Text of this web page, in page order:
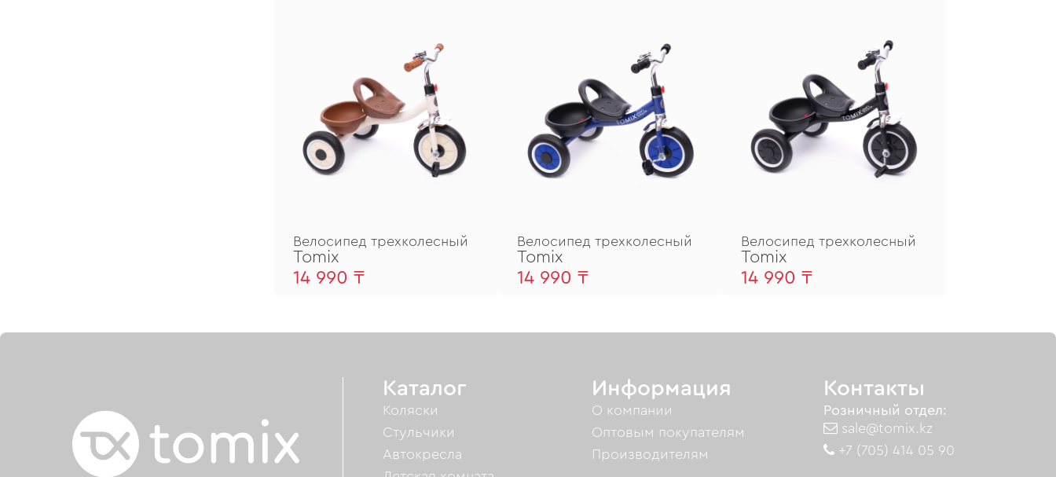
Велосипед трехколесный
Tomix
14 990 ₸
Велосипед трехколесный
Tomix
14 990 ₸
Велосипед трехколесный
Tomix
14 990 ₸
Каталог
Коляски
Стульчики
Автокресла
Информация
О компании
Оптовым покупателям
Производителям
Контакты
Розничный отдел:
sale@tomix.kz
+7 (705) 414 05 90